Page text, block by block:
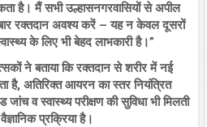
है। मैं सभी उल्हासनगरवासियों से अपील
रक्तदान अवश्य करें – यह न केवल दूसरों
के लिए भी बेहद लाभकारी है।”
ने बताया कि रक्तदान से शरीर में नई
है, अतिरिक्त आयरन का स्तर नियंत्रित
व स्वास्थ्य परीक्षण की सुविधा भी मिलती
प्रक्रिया है।